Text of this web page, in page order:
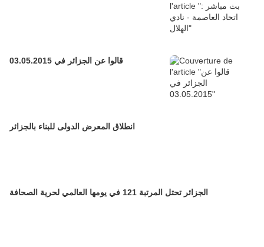
قالوا عن الجزائر في 03.05.2015
انطلاق المعرض الدولى للبناء بالجزائر
الجزائر تحتل المرتبة 121 في يومها العالمي لحرية الصحافة